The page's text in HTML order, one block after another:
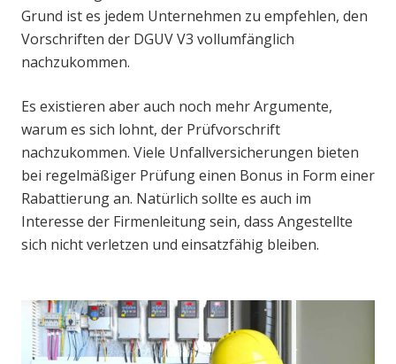
Grund ist es jedem Unternehmen zu empfehlen, den
Vorschriften der DGUV V3 vollumfänglich
nachzukommen.
Es existieren aber auch noch mehr Argumente,
warum es sich lohnt, der Prüfvorschrift
nachzukommen. Viele Unfallversicherungen bieten
bei regelmäßiger Prüfung einen Bonus in Form einer
Rabattierung an. Natürlich sollte es auch im
Interesse der Firmenleitung sein, dass Angestellte
sich nicht verletzen und einsatzfähig bleiben.